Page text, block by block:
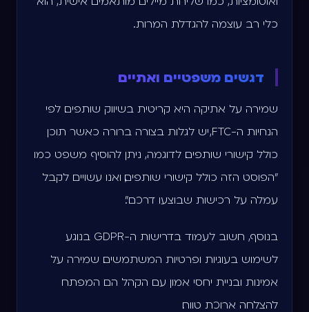
כלי רב עוצמה להגדלת המרות.
דגשים משפטיים ואתיים
שמירה על אתיקה היא קריטית בשיווק שותפים. לפי
הנחיות ה-FTC, יש לגלות בצורה ברורה כאשר תוכן
כולל קישורי שותפים. לדוגמה, ניתן להוסיף משפט כמו
"הפוסט הזה כולל קישורי שותפים, ואנו עשויים לקבל
עמלה על רכישות שבוצעו דרכם".
בנוסף, חשוב לעמוד בדרישות ה-GDPR בנוגע
לשימוש בעוגיות ופרטיות המשתמשים. שמירה על
אמינות ובניית יחסי אמון עם הקהל הם המפתח
להצלחה ארוכת טווח.